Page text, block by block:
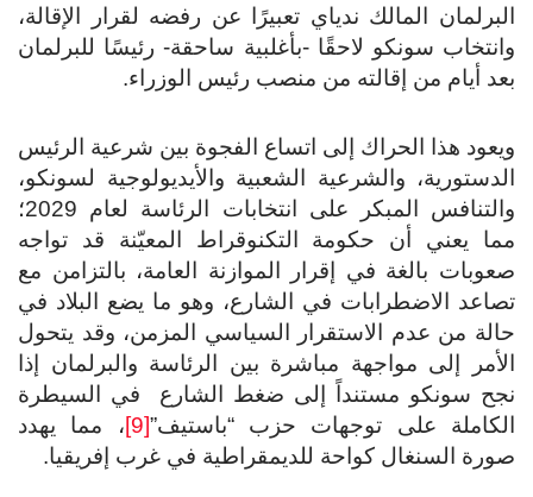
المالك ندياي تعبيرًا عن رفضه لقرار الإقالة،
سونكو لاحقًا -بأغلبية ساحقة- رئيسًا للبرلمان
أيام من إقالته من منصب رئيس الوزراء.
هذا الحراك إلى اتساع الفجوة بين شرعية الرئيس
والشرعية الشعبية والأيديولوجية لسونكو،
والتنافس المبكر على انتخابات الرئاسة لعام 2029؛
يعني أن حكومة التكنوقراط المعيّنة قد تواجه
بالغة في إقرار الموازنة العامة، بالتزامن مع
الاضطرابات في الشارع، وهو ما يضع البلاد في
من عدم الاستقرار السياسي المزمن، وقد يتحول
إلى مواجهة مباشرة بين الرئاسة والبرلمان إذا
سونكو مستنداً إلى ضغط الشارع في السيطرة
على توجهات حزب “باستيف”[9]
، مما يهدد
السنغال كواحة للديمقراطية في غرب إفريقيا.